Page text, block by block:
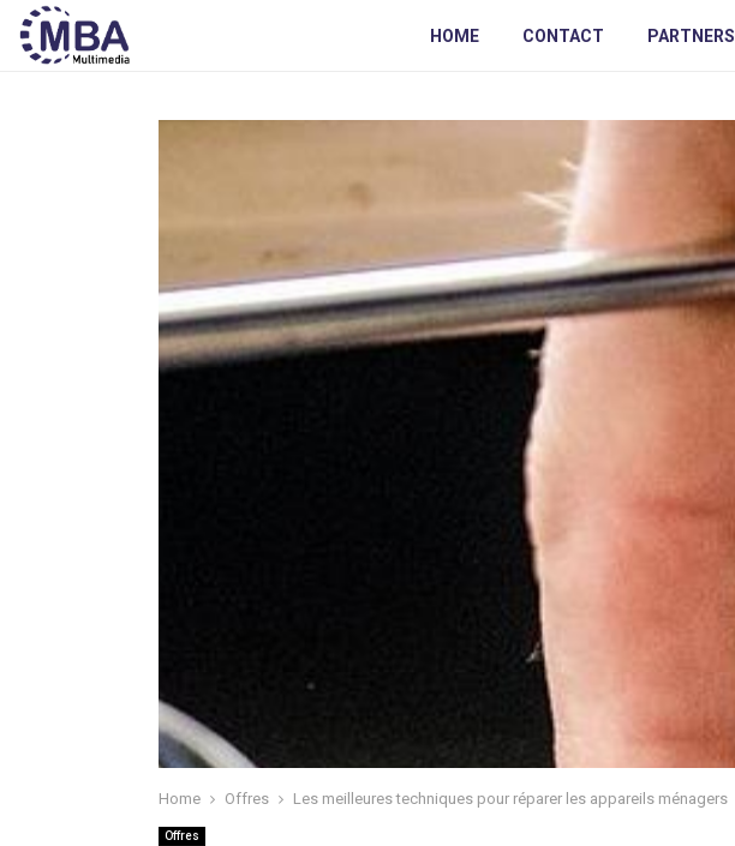
HOME CONTACT PARTNERS
Home Offres Les meilleures techniques pour réparer les appareils ménagers
Offres